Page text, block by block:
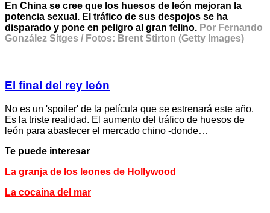
En China se cree que los huesos de león mejoran la
potencia sexual. El tráfico de sus despojos se ha
disparado y pone en peligro al gran felino. Por Fernando
González Sitges / Fotos: Brent Stirton (Getty Images)
El final del rey león
No es un 'spoiler' de la película que se estrenará este año.
Es la triste realidad. El aumento del tráfico de huesos de
león para abastecer el mercado chino -donde…
Te puede interesar
La granja de los leones de Hollywood
La cocaína del mar